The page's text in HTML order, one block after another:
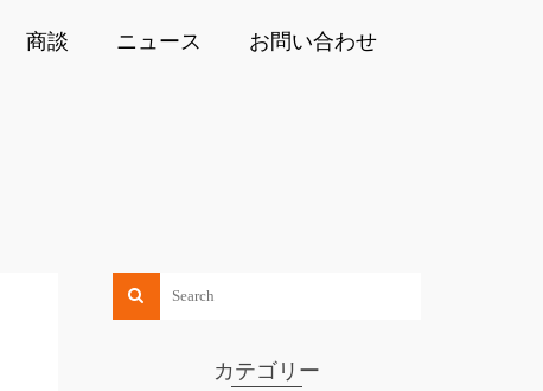
商談 ニュース お問い合わせ
カテゴリー